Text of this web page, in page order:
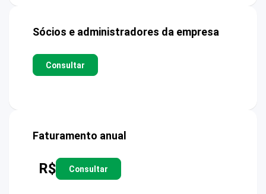
Sócios e administradores da empresa
Consultar
Faturamento anual
R$ Consultar